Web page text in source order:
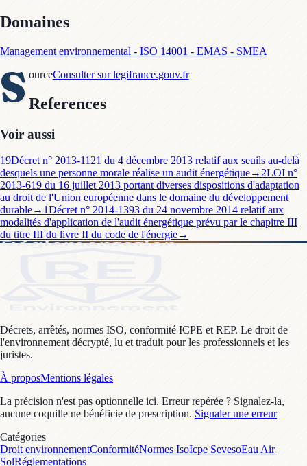
Domaines
Management environnemental - ISO 14001 - EMAS - SMEA
S ourceConsulter sur legifrance.gouv.fr
References
Voir aussi
19Décret n° 2013-1121 du 4 décembre 2013 relatif aux seuils au-delà
desquels une personne morale réalise un audit énergétique→2LOI n°
2013-619 du 16 juillet 2013 portant diverses dispositions d'adaptation
au droit de l'Union européenne dans le domaine du développement
durable→ 1Décret n° 2014-1393 du 24 novembre 2014 relatif aux
modalités d'application de l'audit énergétique prévu par le chapitre III
du titre III du livre II du code de l'énergie→
Décrets, arrêtés, normes ISO, conformité ICPE et REP. Le droit de
l'environnement décrypté, lu et traduit pour les professionnels et les
juristes.
À proposMentions légales
La précision n'est pas optionnelle ici. Erreur repérée ? Signalez-la,
aucune coquille ne bénéficie de prescription. Signaler une erreur
Catégories
Droit environnementConformitéNormes IsoIcpe SevesoEau Air
SolRéglementations